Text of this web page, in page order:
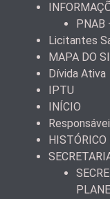
Licitantes
MAPA DO
Dívida Ativa
IPTU
INÍCIO